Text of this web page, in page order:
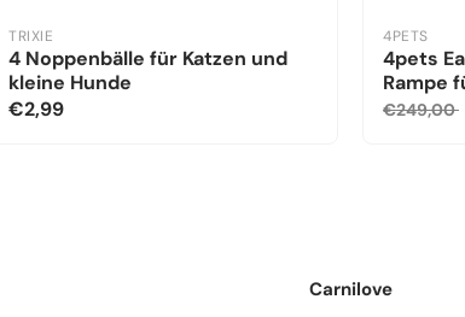
TRIXIE
4 Noppenbälle für Katzen und
kleine Hunde
€2,99
4PETS
4pets
Rampe
€249,00
Carnilove